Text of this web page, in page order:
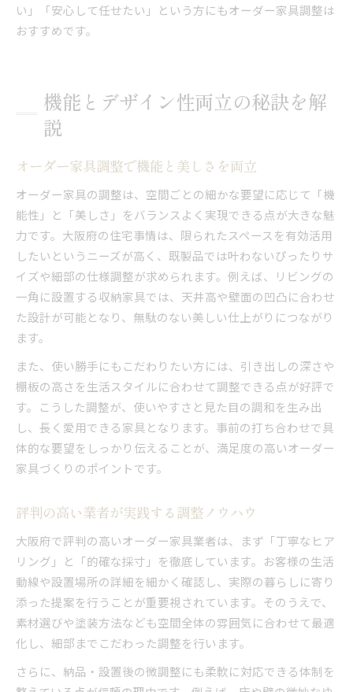
い」「安心して任せたい」という方にもオーダー家具調整は
おすすめです。
機能とデザイン性両立の秘訣を解
説
オーダー家具調整で機能と美しさを両立
オーダー家具の調整は、空間ごとの細かな要望に応じて「機
能性」と「美しさ」をバランスよく実現できる点が大きな魅
力です。大阪府の住宅事情は、限られたスペースを有効活用
したいというニーズが高く、既製品では叶わないぴったりサ
イズや細部の仕様調整が求められます。例えば、リビングの
一角に設置する収納家具では、天井高や壁面の凹凸に合わせ
た設計が可能となり、無駄のない美しい仕上がりにつながり
ます。
また、使い勝手にもこだわりたい方には、引き出しの深さや
棚板の高さを生活スタイルに合わせて調整できる点が好評で
す。こうした調整が、使いやすさと見た目の調和を生み出
し、長く愛用できる家具となります。事前の打ち合わせで具
体的な要望をしっかり伝えることが、満足度の高いオーダー
家具づくりのポイントです。
評判の高い業者が実践する調整ノウハウ
大阪府で評判の高いオーダー家具業者は、まず「丁寧なヒア
リング」と「的確な採寸」を徹底しています。お客様の生活
動線や設置場所の詳細を細かく確認し、実際の暮らしに寄り
添った提案を行うことが重要視されています。そのうえで、
素材選びや塗装方法なども空間全体の雰囲気に合わせて最適
化し、細部までこだわった調整を行います。
さらに、納品・設置後の微調整にも柔軟に対応できる体制を